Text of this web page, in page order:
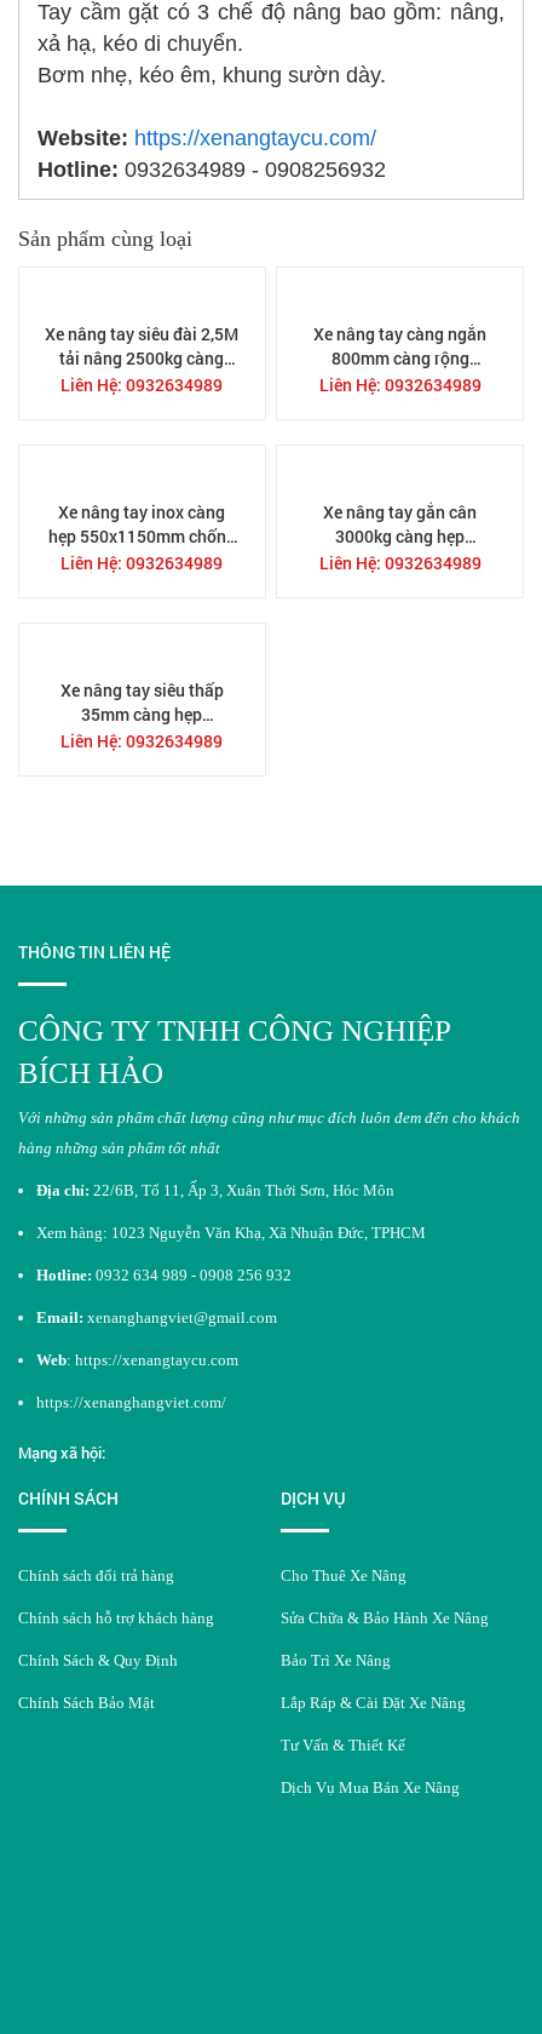
Tay cầm gặt có 3 chế độ nâng bao gồm: nâng,
xả hạ, kéo di chuyển.
Bơm nhẹ, kéo êm, khung sườn dày.
Website: https://xenangtaycu.com/
Hotline: 0932634989 - 0908256932
Sản phẩm cùng loại
Xe nâng tay siêu đài 2,5M
tải nâng 2500kg càng
nâng dài 2.5 mét cho
Liên Hệ: 0932634989
Xe nâng tay càng ngắn
800mm càng rộng
685mm CBYSD2.5T
Liên Hệ: 0932634989
Xe nâng tay inox càng
hẹp 550x1150mm chống
gỉ chất liệu thép 304 CBY-
Liên Hệ: 0932634989
Xe nâng tay gắn cân
3000kg càng hẹp
550x1150mm tải 3 tấn tại
Liên Hệ: 0932634989
Xe nâng tay siêu thấp
35mm càng hẹp
550x1150mm ACL10S
Liên Hệ: 0932634989
THÔNG TIN LIÊN HỆ
CÔNG TY TNHH CÔNG NGHIỆP
BÍCH HẢO
Với những sản phẩm chất lượng cũng như mục đích luôn đem đến cho khách
hàng những sản phẩm tốt nhất​
Địa chỉ: 22/6B, Tổ 11, Ấp 3, Xuân Thới Sơn, Hóc Môn
Xem hàng: 1023 Nguyễn Văn Khạ, Xã Nhuận Đức, TPHCM
Hotline: 0932 634 989 - 0908 256 932
Email: xenanghangviet@gmail.com
Web: https://xenangtaycu.com
https://xenanghangviet.com/
Mạng xã hội:
CHÍNH SÁCH
Chính sách đổi trả hàng
Chính sách hỗ trợ khách hàng
Chính Sách & Quy Định
Chính Sách Bảo Mật
DỊCH VỤ
Cho Thuê Xe Nâng
Sửa Chữa & Bảo Hành Xe Nâng
Bảo Trì Xe Nâng
Lắp Ráp & Cài Đặt Xe Nâng
Tư Vấn & Thiết Kế
Dịch Vụ Mua Bán Xe Nâng